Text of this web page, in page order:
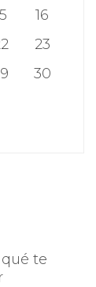
16
23
30
te